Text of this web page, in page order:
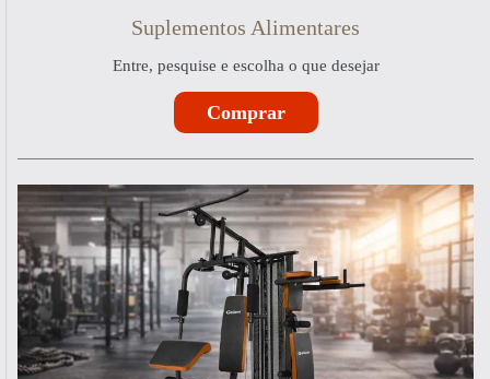
Suplementos Alimentares
Entre, pesquise e escolha o que desejar
Comprar